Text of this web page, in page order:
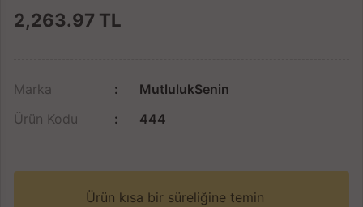
2,263.97 TL
Marka
MutlulukSenin
Ürün Kodu
444
Ürün kısa bir süreliğine temin